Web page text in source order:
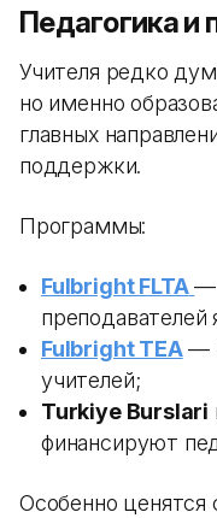
Педагогика и
Учителя редко
но именно
главных
поддержки.
Программы:
Fulbright FLTA —
преподавателей
Fulbright TEA—
учителей;
Turkiye Burslari
финансируют
Особенно ценятся